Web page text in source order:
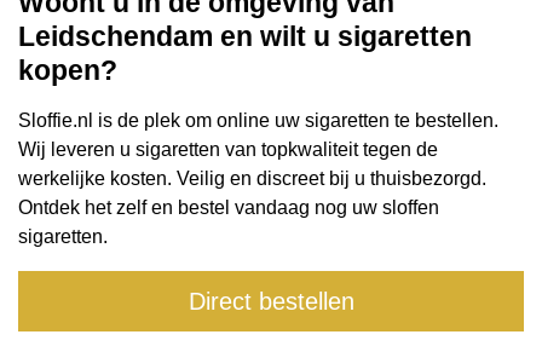
Leidschendam en wilt u sigaretten
kopen?
Sloffie.nl is de plek om online uw sigaretten te bestellen.
Wij leveren u sigaretten van topkwaliteit tegen de
werkelijke kosten. Veilig en discreet bij u thuisbezorgd.
Ontdek het zelf en bestel vandaag nog uw sloffen
sigaretten.
Direct bestellen